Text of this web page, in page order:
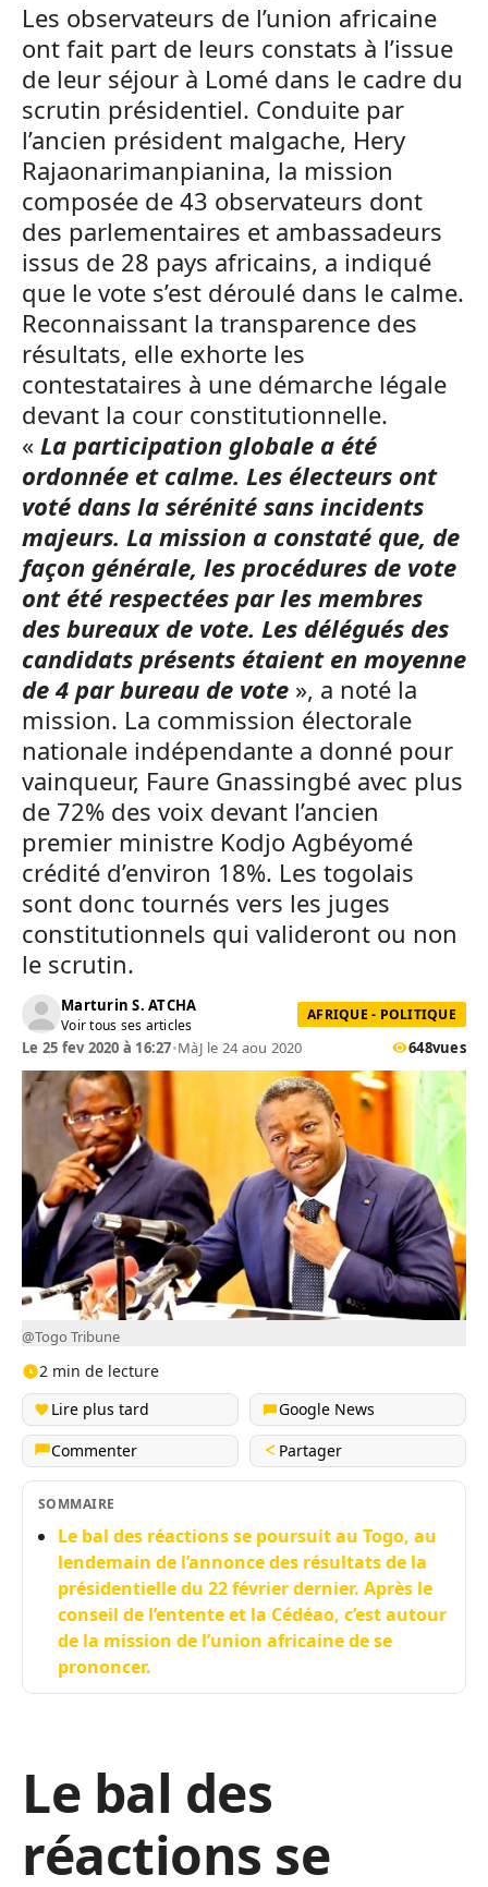
Les observateurs de l’union africaine
ont fait part de leurs constats à l’issue
de leur séjour à Lomé dans le cadre du
scrutin présidentiel. Conduite par
l’ancien président malgache, Hery
Rajaonarimanpianina, la mission
composée de 43 observateurs dont
des parlementaires et ambassadeurs
issus de 28 pays africains, a indiqué
que le vote s’est déroulé dans le calme.
Reconnaissant la transparence des
résultats, elle exhorte les
contestataires à une démarche légale
devant la cour constitutionnelle.
« La participation globale a été
ordonnée et calme. Les électeurs ont
voté dans la sérénité sans incidents
majeurs. La mission a constaté que, de
façon générale, les procédures de vote
ont été respectées par les membres
des bureaux de vote. Les délégués des
candidats présents étaient en moyenne
de 4 par bureau de vote », a noté la
mission. La commission électorale
nationale indépendante a donné pour
vainqueur, Faure Gnassingbé avec plus
de 72% des voix devant l’ancien
premier ministre Kodjo Agbéyomé
crédité d’environ 18%. Les togolais
sont donc tournés vers les juges
constitutionnels qui valideront ou non
le scrutin.
Marturin S. ATCHA
Voir tous ses articles
AFRIQUE - POLITIQUE
Le 25 fev 2020 à 16:27•MàJ le 24 aou 2020 648vues
@Togo Tribune
2 min de lecture
Lire plus tard
Google News
Commenter
Partager
SOMMAIRE
Le bal des réactions se poursuit au Togo, au
lendemain de l’annonce des résultats de la
présidentielle du 22 février dernier. Après le
conseil de l’entente et la Cédéao, c’est autour
de la mission de l’union africaine de se
prononcer.
Le bal des
réactions se